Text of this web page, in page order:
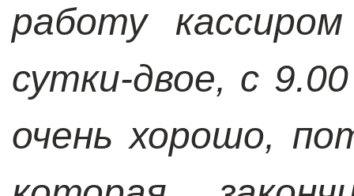
работу
сутки-двое, с
очень хорошо,